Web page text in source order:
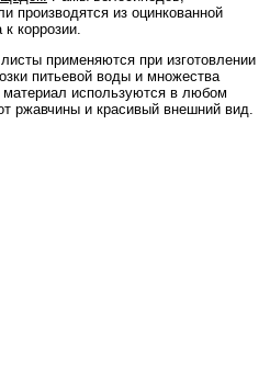
производятся из оцинкованной
коррозии.
применяются при изготовлении
питьевой воды и множества
материал используются в любом
ржавчины и красивый внешний вид.